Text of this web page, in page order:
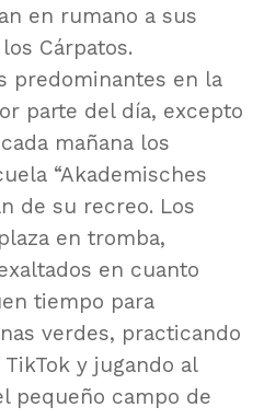
en rumano a sus
Cárpatos.
predominantes en la
parte del día, excepto
mañana los
“Akademisches
de su recreo. Los
en tromba,
en cuanto
tiempo para
verdes, practicando
y jugando al
pequeño campo de